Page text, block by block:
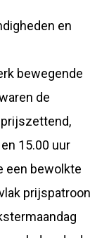
en
bewegende
de
prijszettend,
15.00 uur
een bewolkte
prijspatroon